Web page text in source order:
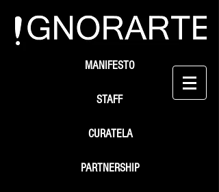
STAFF
MANIFESTO
PARTNERSHIP
CURATELA